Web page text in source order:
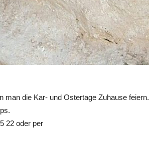
die Kar- und Ostertage Zuhause feiern.
22 oder per